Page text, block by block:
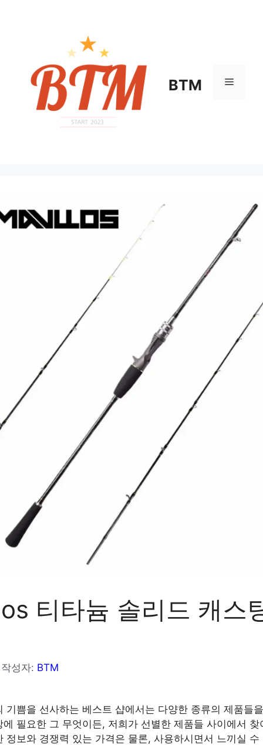
BTM 메
티타늄 솔리드 캐스
작성자: BTM
기쁨을 선사하는 베스트 샵에서는 다양한 종류의 제품들
에 필요한 그 무엇이든, 저희가 선별한 제품들 사이에서 찾
정보와 경쟁력 있는 가격은 물론, 사용하시면서 느끼실 수